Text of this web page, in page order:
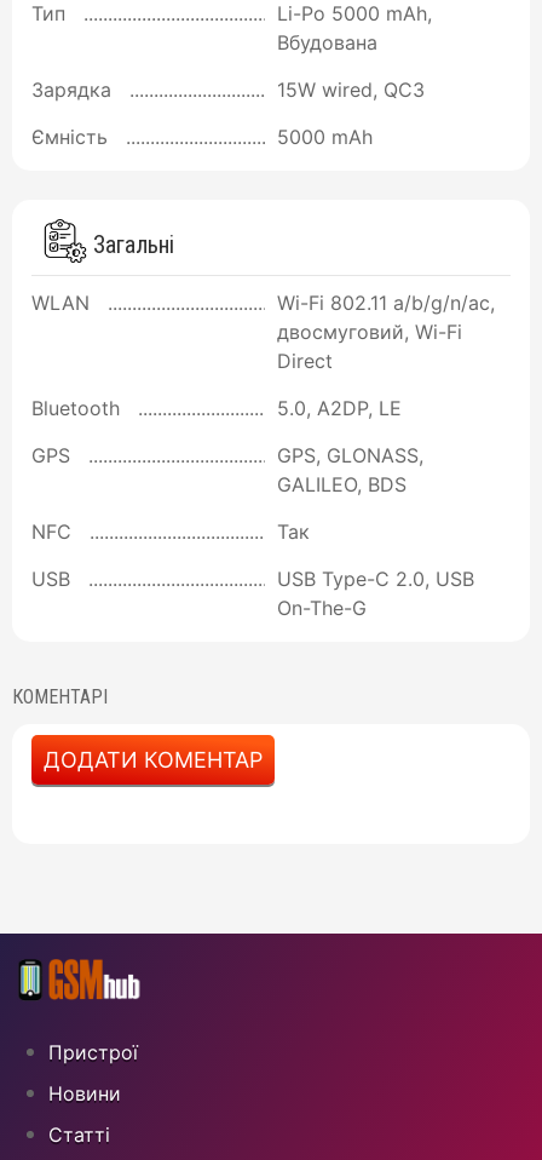
Тип
Li-Po 5000 mAh,
Вбудована
Зарядка
15W wired, QC3
Ємність
5000 mAh
Загальні
WLAN
Wi-Fi 802.11 a/b/g/n/ac,
двосмуговий, Wi-Fi
Direct
Bluetooth
5.0, A2DP, LE
GPS
GPS, GLONASS,
GALILEO, BDS
NFC
Так
USB
USB Type-C 2.0, USB
On-The-G
КОМЕНТАРІ
ДОДАТИ КОМЕНТАР
Пристрої
Новини
Статті